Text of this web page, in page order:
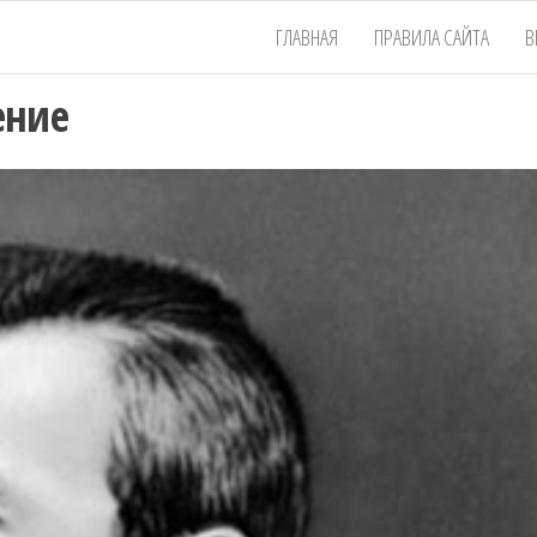
ГЛАВНАЯ ПРАВИЛА САЙТА